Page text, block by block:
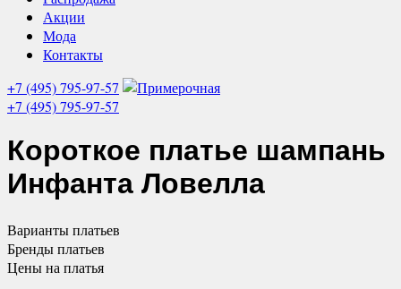
Акции
Мода
Контакты
+7 (495) 795-97-57
+7 (495) 795-97-57
Короткое платье шампань
Инфанта Ловелла
Вариантыплатьев
Брендыплатьев
Ценына платья